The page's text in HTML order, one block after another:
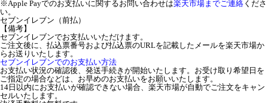
※Apple Payでのお支払いに関するお問い合わせは楽天市場までご連絡 くださ
い。
セブンイレブン（前払）
【備考】
セブンイレブンでお支払いいただけます。
ご注文後に、払込票番号および払込票のURLを記載したメールを楽天市場か
らお送りいたします。
セブンイレブンでのお支払い方法
お支払い状況の確認後、発送手続きが開始いたします。お受け取り希望日を
ご指定の場合などは、お早めのお支払いをお願いいたします。
14日以内にお支払いが確認できない場合、楽天市場が自動でご注文をキャン
セルいたします。